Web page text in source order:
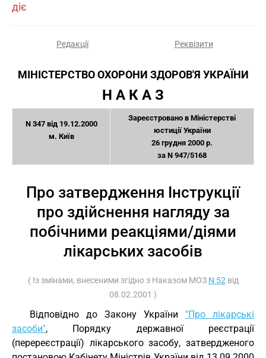
діє
Редакції Реквізити
МІНІСТЕРСТВО ОХОРОНИ ЗДОРОВ'Я УКРАЇНИ
Н А К А З
N 347 від 19.12.2000
м. Київ
Зареєстровано в Міністерстві
юстиції України
26 грудня 2000 р.
за N 947/5168
Про затвердження Інструкції
про здійснення нагляду за
побічними реакціями/діями
лікарських засобів
( Із змінами, внесеними згідно з Наказом МОЗ N 52 від
08.02.2001 )
Відповідно до Закону України "Про лікарські
засоби", Порядку державної реєстрації
(перереєстрації) лікарського засобу, затвердженого